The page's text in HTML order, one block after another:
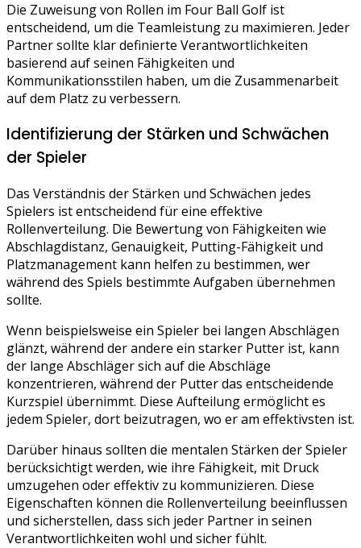
Die Zuweisung von Rollen im Four Ball Golf ist
entscheidend, um die Teamleistung zu maximieren. Jeder
Partner sollte klar definierte Verantwortlichkeiten
basierend auf seinen Fähigkeiten und
Kommunikationsstilen haben, um die Zusammenarbeit
auf dem Platz zu verbessern.
Identifizierung der Stärken und Schwächen
der Spieler
Das Verständnis der Stärken und Schwächen jedes
Spielers ist entscheidend für eine effektive
Rollenverteilung. Die Bewertung von Fähigkeiten wie
Abschlagdistanz, Genauigkeit, Putting-Fähigkeit und
Platzmanagement kann helfen zu bestimmen, wer
während des Spiels bestimmte Aufgaben übernehmen
sollte.
Wenn beispielsweise ein Spieler bei langen Abschlägen
glänzt, während der andere ein starker Putter ist, kann
der lange Abschläger sich auf die Abschläge
konzentrieren, während der Putter das entscheidende
Kurzspiel übernimmt. Diese Aufteilung ermöglicht es
jedem Spieler, dort beizutragen, wo er am effektivsten ist.
Darüber hinaus sollten die mentalen Stärken der Spieler
berücksichtigt werden, wie ihre Fähigkeit, mit Druck
umzugehen oder effektiv zu kommunizieren. Diese
Eigenschaften können die Rollenverteilung beeinflussen
und sicherstellen, dass sich jeder Partner in seinen
Verantwortlichkeiten wohl und sicher fühlt.